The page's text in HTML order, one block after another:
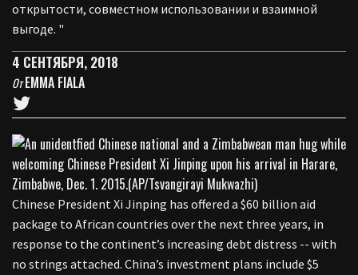
открытости, совместном использовании и взаимной
выгоде. "
4 СЕНТЯБРЯ, 2018
ОтEMMA FIALA
Chinese President Xi Jinping has offered a $60 billion aid
package to African countries over the next three years, in
response to the continent’s increasing debt distress -- with
no strings attached. China’s investment plans include $5